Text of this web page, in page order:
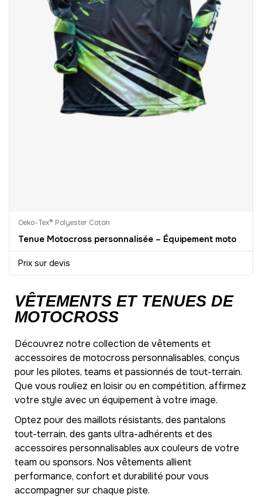
Oeko-Tex® Polyester Coton
Tenue Motocross personnalisée – Équipement moto
Prix sur devis
VÊTEMENTS ET TENUES DE
MOTOCROSS
Découvrez notre collection de vêtements et
accessoires de motocross personnalisables, conçus
pour les pilotes, teams et passionnés de tout-terrain.
Que vous rouliez en loisir ou en compétition, affirmez
votre style avec un équipement à votre image.
Optez pour des maillots résistants, des pantalons
tout-terrain, des gants ultra-adhérents et des
accessoires personnalisables aux couleurs de votre
team ou sponsors. Nos vêtements allient
performance, confort et durabilité pour vous
accompagner sur chaque piste.